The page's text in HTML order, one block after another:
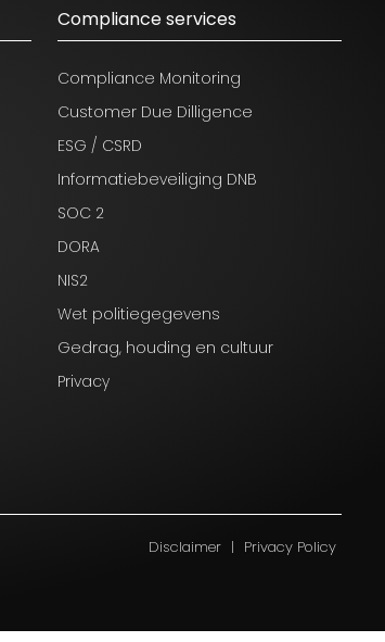
Compliance services
Compliance Monitoring
Customer Due Dilligence
ESG / CSRD
Informatiebeveiliging DNB
SOC 2
DORA
NIS2
Wet politiegegevens
Gedrag, houding en cultuur
Privacy
Disclaimer | Privacy Policy